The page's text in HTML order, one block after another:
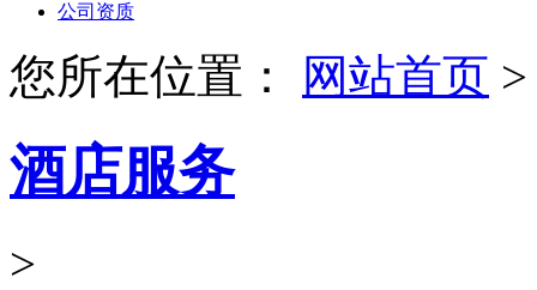
公司资质
您所在位置： 网站首页 >
酒店服务
>